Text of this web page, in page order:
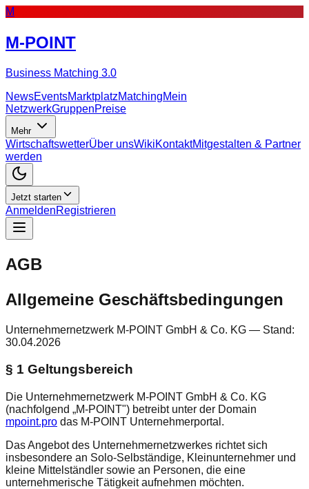
M
M-POINT
Business Matching 3.0
NewsEventsMarktplatzMatchingMein
NetzwerkGruppenPreise
Mehr
WirtschaftswetterÜber unsWikiKontaktMitgestalten & Partner
werden
Jetzt starten
AnmeldenRegistrieren
AGB
Allgemeine Geschäftsbedingungen
Unternehmernetzwerk M-POINT GmbH & Co. KG — Stand:
30.04.2026
§ 1 Geltungsbereich
Die Unternehmernetzwerk M-POINT GmbH & Co. KG
(nachfolgend „M-POINT") betreibt unter der Domain
mpoint.pro das M-POINT Unternehmerportal.
Das Angebot des Unternehmernetzwerkes richtet sich
insbesondere an Solo-Selbständige, Kleinunternehmer und
kleine Mittelständler sowie an Personen, die eine
unternehmerische Tätigkeit aufnehmen möchten.